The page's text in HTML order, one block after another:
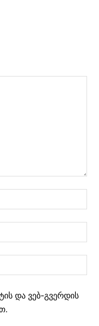
და ვებ-გვერდის